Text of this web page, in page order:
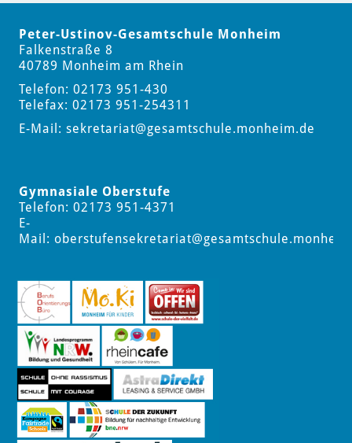
Peter-Ustinov-Gesamtschule Monheim
Falkenstraße 8
40789 Monheim am Rhein
Telefon: 02173 951-430
Telefax: 02173 951-254311
E-Mail: sekretariat@gesamtschule.monheim.de
Gymnasiale Oberstufe
Telefon: 02173 951-4371
E-
Mail: oberstufensekretariat